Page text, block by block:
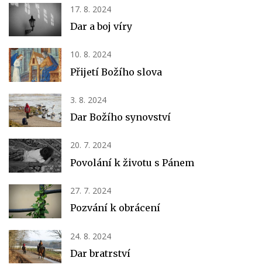
17. 8. 2024
Dar a boj víry
10. 8. 2024
Přijetí Božího slova
3. 8. 2024
Dar Božího synovství
20. 7. 2024
Povolání k životu s Pánem
27. 7. 2024
Pozvání k obrácení
24. 8. 2024
Dar bratrství